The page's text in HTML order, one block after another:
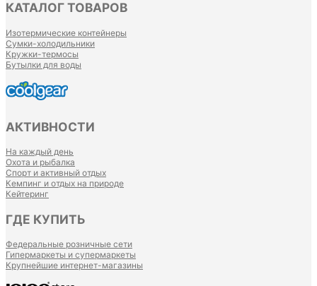
КАТАЛОГ ТОВАРОВ
Изотермические контейнеры
Сумки-холодильники
Кружки-термосы
Бутылки для воды
АКТИВНОСТИ
На каждый день
Охота и рыбалка
Спорт и активный отдых
Кемпинг и отдых на природе
Кейтеринг
ГДЕ КУПИТЬ
Федеральные розничные сети
Гипермаркеты и супермаркеты
Крупнейшие интернет-магазины